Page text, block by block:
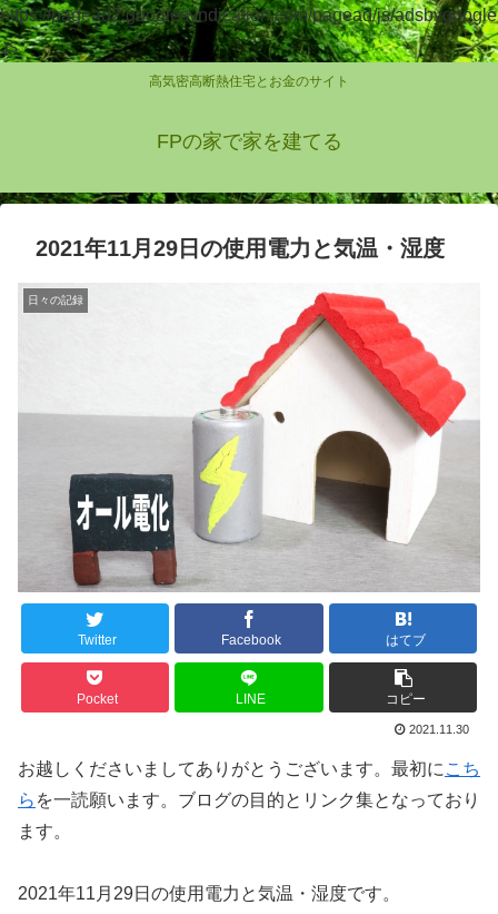
https://pagead2.googlesyndication.com/pagead/js/adsbygoogle
.js
高気密高断熱住宅とお金のサイト
FPの家で家を建てる
2021年11月29日の使用電力と気温・湿度
日々の記録
Twitter Facebook はてブ
Pocket LINE コピー
2021.11.30
お越しくださいましてありがとうございます。最初に こち
ら を一読願います。ブログの目的とリンク集となっており
ます。
2021年11月29日の使用電力と気温・湿度です。